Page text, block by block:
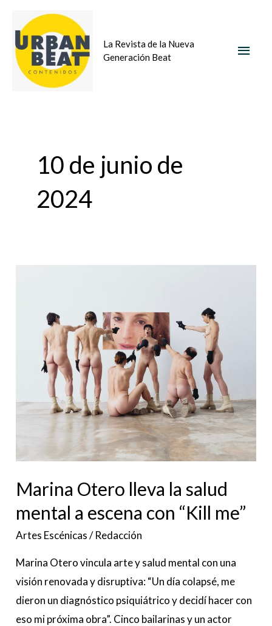
contenido
La Revista de la Nueva
Generación Beat
10 de junio de
2024
Marina Otero lleva la salud
mental a escena con “Kill me”
Artes Escénicas/Redacción
Marina Otero vincula arte y salud mental con una
visión renovada y disruptiva: “Un día colapsé, me
dieron un diagnóstico psiquiátrico y decidí hacer con
eso mi próxima obra”. Cinco bailarinas y un actor
mental
escena
me”